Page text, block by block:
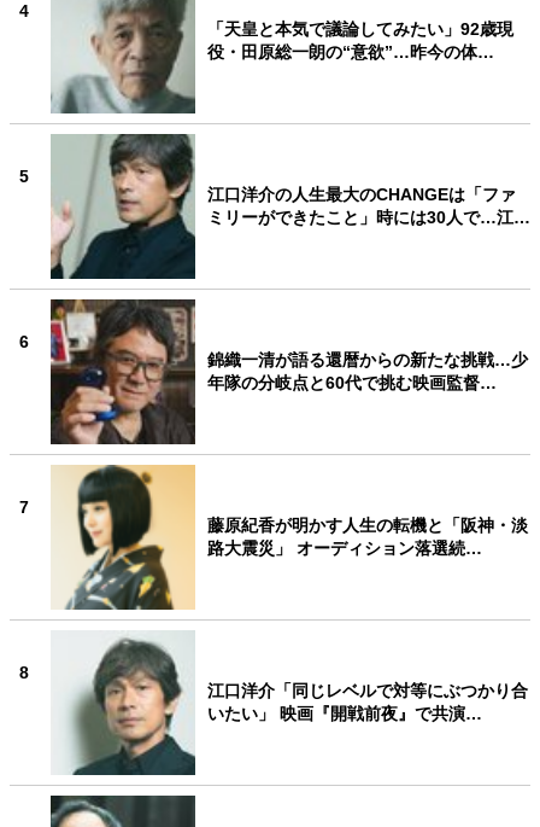
4
「天皇と本気で議論してみたい」92歳現
役・田原総一朗の“意欲”…昨今の体…
5
江口洋介の人生最大のCHANGEは「ファ
ミリーができたこと」時には30人で…江…
6
錦織一清が語る還暦からの新たな挑戦…少
年隊の分岐点と60代で挑む映画監督…
7
藤原紀香が明かす人生の転機と「阪神・淡
路大震災」 オーディション落選続…
8
江口洋介「同じレベルで対等にぶつかり合
いたい」 映画『開戦前夜』で共演…